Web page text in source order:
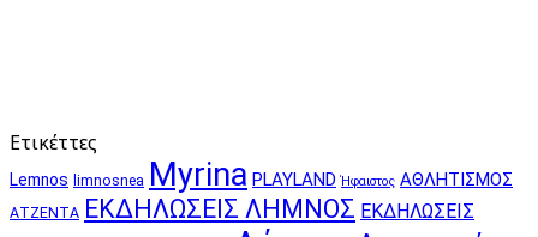
Ετικέττες
Lemnos limnosnea Myrina PLAYLAND Ήφαιστος ΑΘΛΗΤΙΣΜΟΣ
ΑΤΖΕΝΤΑ ΕΚΔΗΛΩΣΕΙΣ ΛΗΜΝΟΣ ΕΚΔΗΛΩΣΕΙΣ